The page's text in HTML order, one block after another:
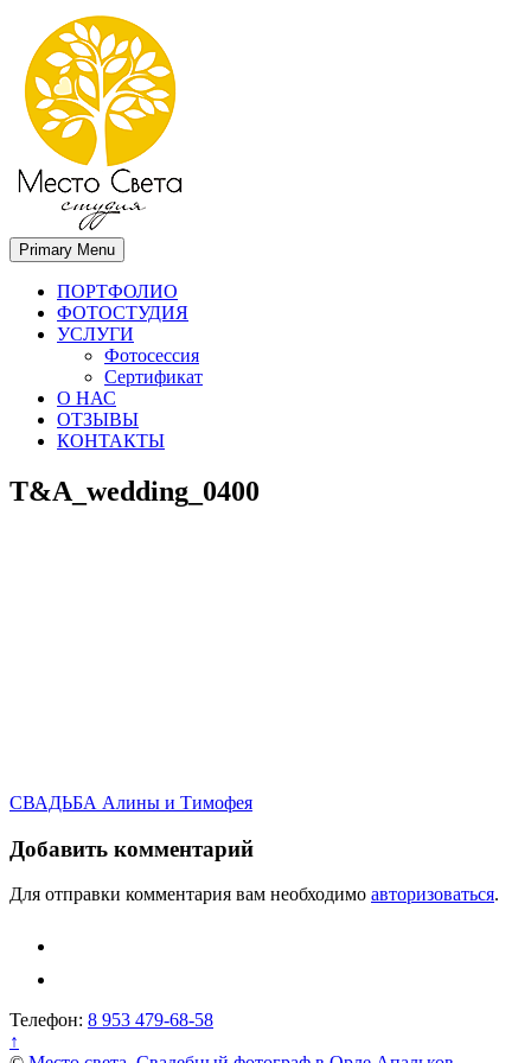
Место света. Свадебный фотограф в Орле Апальков Вячеслав
Свадебный фотограф в Орле
Primary Menu
ПОРТФОЛИО
ФОТОСТУДИЯ
УСЛУГИ
Фотосессия
Сертификат
О НАС
ОТЗЫВЫ
КОНТАКТЫ
T&A_wedding_0400
Навигация
по
записям
СВАДЬБА Алины и Тимофея
Добавить комментарий
Для отправки комментария вам необходимо авторизоваться.
Телефон: 8 953 479-68-58
↑